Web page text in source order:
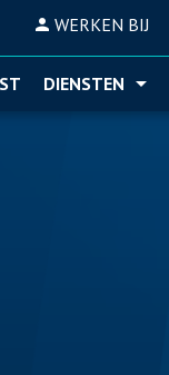
WERKEN BIJ
DIENSTEN